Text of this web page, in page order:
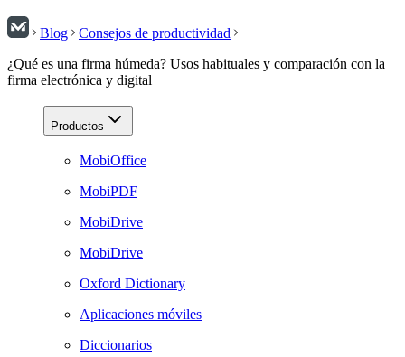
Blog
Consejos de productividad
¿Qué es una firma húmeda? Usos habituales y comparación con la
firma electrónica y digital
Productos
MobiOffice
MobiPDF
MobiDrive
MobiDrive
Oxford Dictionary
Aplicaciones móviles
Diccionarios